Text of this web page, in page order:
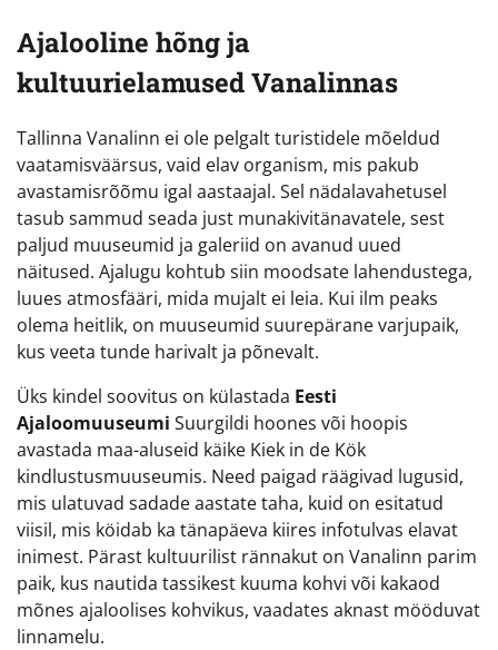
Ajalooline hõng ja
kultuurielamused Vanalinnas
Tallinna Vanalinn ei ole pelgalt turistidele mõeldud
vaatamisväärsus, vaid elav organism, mis pakub
avastamisrõõmu igal aastaajal. Sel nädalavahetusel
tasub sammud seada just munakivitänavatele, sest
paljud muuseumid ja galeriid on avanud uued
näitused. Ajalugu kohtub siin moodsate lahendustega,
luues atmosfääri, mida mujalt ei leia. Kui ilm peaks
olema heitlik, on muuseumid suurepärane varjupaik,
kus veeta tunde harivalt ja põnevalt.
Üks kindel soovitus on külastada Eesti
Ajaloomuuseumi Suurgildi hoones või hoopis
avastada maa-aluseid käike Kiek in de Kök
kindlustusmuuseumis. Need paigad räägivad lugusid,
mis ulatuvad sadade aastate taha, kuid on esitatud
viisil, mis köidab ka tänapäeva kiires infotulvas elavat
inimest. Pärast kultuurilist rännakut on Vanalinn parim
paik, kus nautida tassikest kuuma kohvi või kakaod
mõnes ajaloolises kohvikus, vaadates aknast mööduvat
linnamelu.